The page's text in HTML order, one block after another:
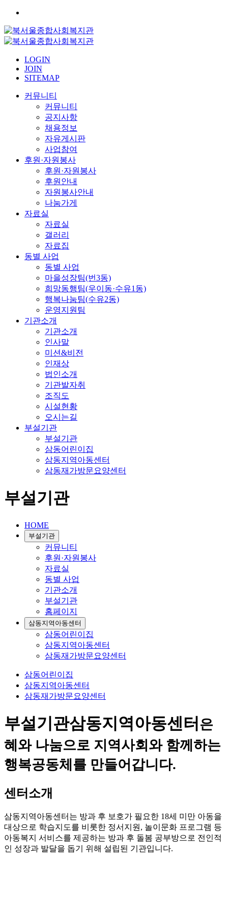
LOGIN
JOIN
SITEMAP
커뮤니티
커뮤니티
공지사항
채용정보
자유게시판
사업참여
후원·자원봉사
후원·자원봉사
후원안내
자원봉사안내
나눔가게
자료실
자료실
갤러리
자료집
동별 사업
동별 사업
마을성장팀(번3동)
희망동행팀(우이동·수유1동)
행복나눔팀(수유2동)
운영지원팀
기관소개
기관소개
인사말
미션&비전
인재상
법인소개
기관발자취
조직도
시설현황
오시는길
부설기관
부설기관
삼동어린이집
삼동지역아동센터
삼동재가방문요양센터
부설기관
HOME
부설기관
커뮤니티
후원·자원봉사
자료실
동별 사업
기관소개
부설기관
홈페이지
삼동지역아동센터
삼동어린이집
삼동지역아동센터
삼동재가방문요양센터
삼동어린이집
삼동지역아동센터
삼동재가방문요양센터
부설기관삼동지역아동센터은
혜와 나눔으로 지역사회와 함께하는
행복공동체를 만들어갑니다.
센터소개
삼동지역아동센터는 방과 후 보호가 필요한 18세 미만 아동을
대상으로 학습지도를 비롯한 정서지원, 놀이문화 프로그램 등
아동복지 서비스를 제공하는 방과 후 돌봄 공부방으로 전인적
인 성장과 발달을 돕기 위해 설립된 기관입니다.